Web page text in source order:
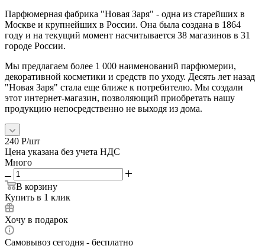
Парфюмерная фабрика "Новая Заря" - одна из старейших в
Москве и крупнейших в России. Она была создана в 1864
году и на текущий момент насчитывается 38 магазинов в 31
городе России.
Мы предлагаем более 1 000 наименований парфюмерии,
декоративной косметики и средств по уходу. Десять лет назад
"Новая Заря" стала еще ближе к потребителю. Мы создали
этот интернет-магазин, позволяющий приобретать нашу
продукцию непосредственно не выходя из дома.
240 Р/шт
Цена указана без учета НДС
Много
В корзину
Купить в 1 клик
Хочу в подарок
Самовывоз сегодня - бесплатно